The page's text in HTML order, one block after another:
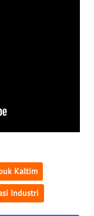
Kaltim
Industri